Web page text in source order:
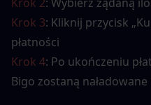
Krok 3: Kliknij przycisk
płatności
Krok 4: Po ukończeniu
Bigo zostaną